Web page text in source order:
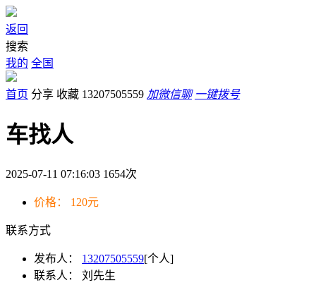
返回
搜索
我的 全国
首页 分享 收藏 13207505559 加微信聊 一键拨号
车找人
2025-07-11 07:16:03 1654次
价格： 120元
联系方式
发布人： 13207505559[个人]
联系人：
刘先生